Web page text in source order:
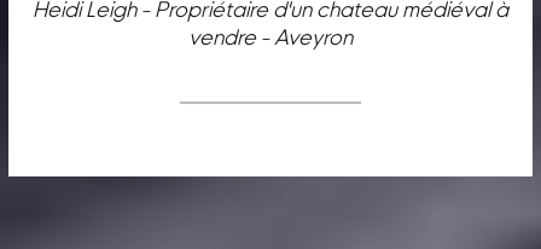
Heidi Leigh - Propriétaire d'un chateau médiéval à
vendre - Aveyron